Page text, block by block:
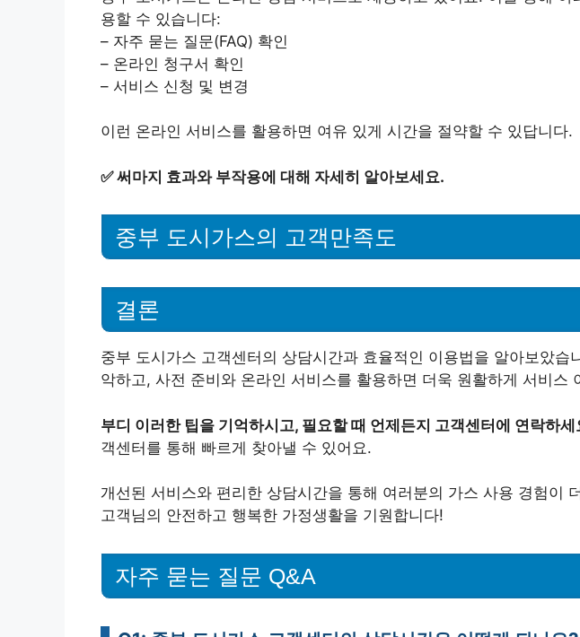
용할 수 있습니다:
– 자주 묻는 질문(FAQ) 확인
– 온라인 청구서 확인
– 서비스 신청 및 변경
이런 온라인 서비스를 활용하면 여유 있게 시간을 절약할 수 있답니다.
✅써마지 효과와 부작용에 대해 자세히 알아보세요.
중부 도시가스의 고객만족도
결론
중부 도시가스 고객센터의 상담시간과 효율적인 이용법을 알아보았습
악하고, 사전 준비와 온라인 서비스를 활용하면 더욱 원활하게 서비스
부디 이러한 팁을 기억하시고, 필요할 때 언제든지 고객센터에 연락하세
객센터를 통해 빠르게 찾아낼 수 있어요.
개선된 서비스와 편리한 상담시간을 통해 여러분의 가스 사용 경험이
고객님의 안전하고 행복한 가정생활을 기원합니다!
자주 묻는 질문 Q&A